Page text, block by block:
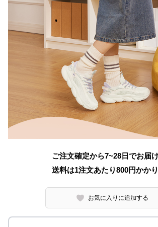
ご注文確定から7~28日でお届
送料は1注文あたり800円かか
お気に入りに追加する